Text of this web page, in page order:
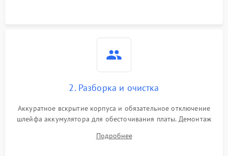
2. Разборка и очистка
Аккуратное вскрытие корпуса и обязательное отключение
шлейфа аккумулятора для обесточивания платы. Демонтаж
высохшей термопасты с кристаллов чипов.
Подробнее